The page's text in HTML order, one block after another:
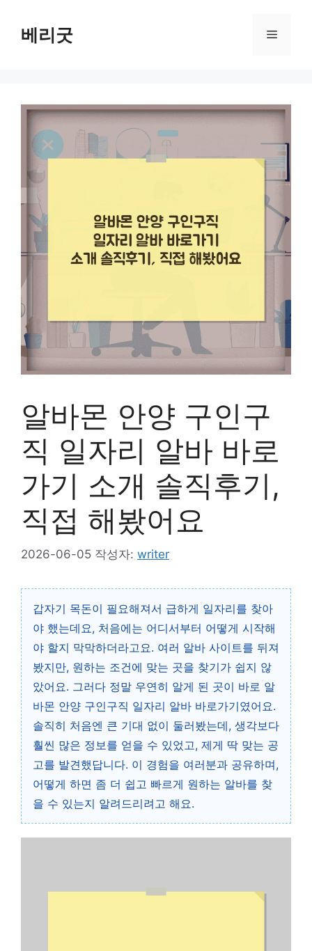
베리굿 메
알바몬 안양 구인구
직 일자리 알바 바로
가기 소개 솔직후기,
직접 해봤어요
2026-06-05 작성자: writer
갑자기 목돈이 필요해져서 급하게 일자리를 찾아
야 했는데요, 처음에는 어디서부터 어떻게 시작해
야 할지 막막하더라고요. 여러 알바 사이트를 뒤져
봤지만, 원하는 조건에 맞는 곳을 찾기가 쉽지 않
았어요. 그러다 정말 우연히 알게 된 곳이 바로 알
바몬 안양 구인구직 일자리 알바 바로가기였어요.
솔직히 처음엔 큰 기대 없이 둘러봤는데, 생각보다
훨씬 많은 정보를 얻을 수 있었고, 제게 딱 맞는 공
고를 발견했답니다. 이 경험을 여러분과 공유하며,
어떻게 하면 좀 더 쉽고 빠르게 원하는 알바를 찾
을 수 있는지 알려드리려고 해요.